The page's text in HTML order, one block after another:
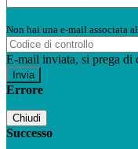
Non hai una e-mail associata
E-mail inviata, si prega di
Errore
Chiudi
Successo